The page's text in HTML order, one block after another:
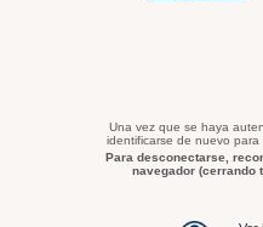
Una vez que se haya
identificarse de nuevo para
Para desconectarse,
navegador (cerrando